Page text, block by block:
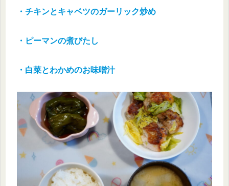
・チキンとキャベツのガーリック炒め
・ピーマンの煮びたし
・白菜とわかめのお味噌汁